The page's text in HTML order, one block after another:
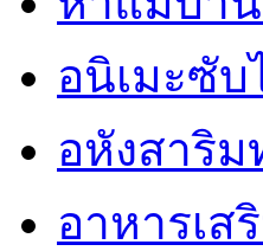
อนิเมะซับ
อหังสาริม
อาหารเส